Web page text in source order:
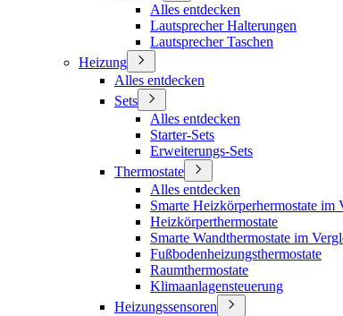
Alles entdecken
Lautsprecher Halterungen
Lautsprecher Taschen
Heizung
Alles entdecken
Sets
Alles entdecken
Starter-Sets
Erweiterungs-Sets
Thermostate
Alles entdecken
Smarte Heizkörperhermostate im
Heizkörperthermostate
Smarte Wandthermostate im
Fußbodenheizungsthermostate
Raumthermostate
Klimaanlagensteuerung
Heizungssensoren